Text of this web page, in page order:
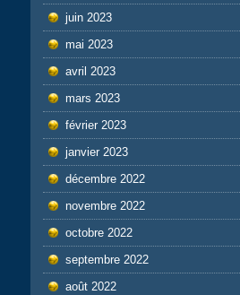
juin 2023
mai 2023
avril 2023
mars 2023
février 2023
janvier 2023
décembre 2022
novembre 2022
octobre 2022
septembre 2022
août 2022